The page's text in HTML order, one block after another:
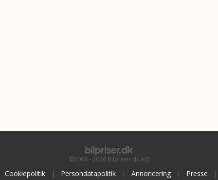
©2006 - 2026 Bilpriser.dk A/S
Cookiepolitik | Persondatapolitik | Annoncering | Presse
|